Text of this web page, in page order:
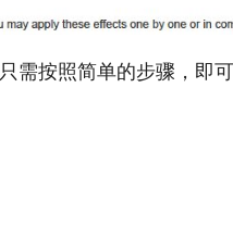
需按照简单的步骤，即